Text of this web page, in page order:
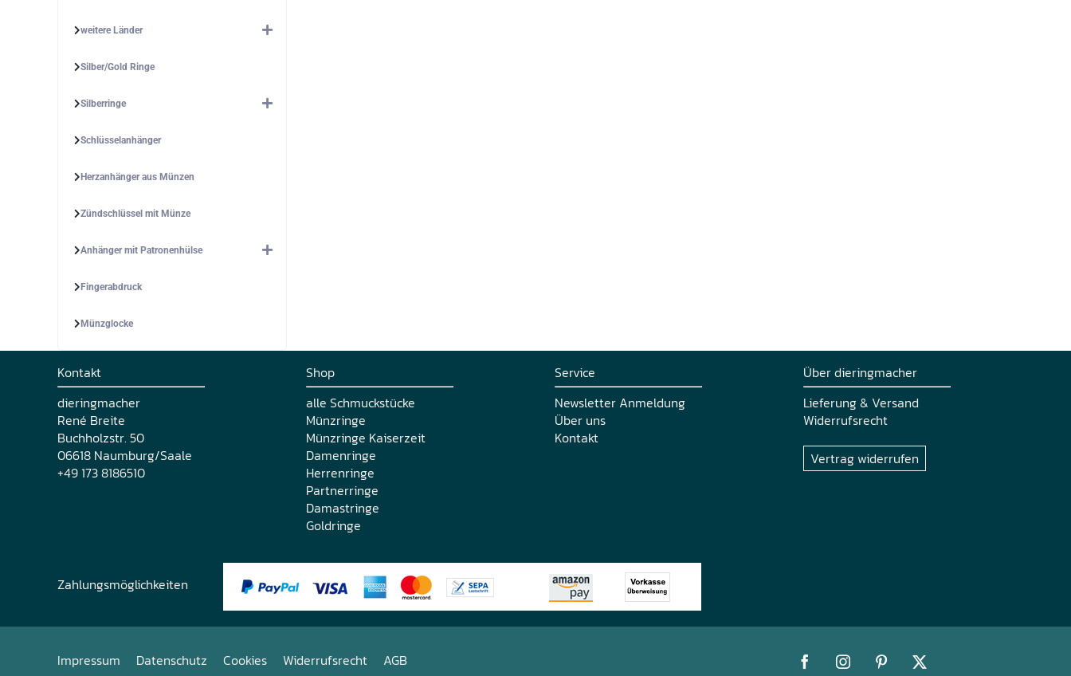
weitere Länder
Silber/Gold Ringe
Silberringe
Schlüsselanhänger
Herzanhänger aus Münzen
Zündschlüssel mit Münze
Anhänger mit Patronenhülse
Fingerabdruck
Münzglocke
Kontakt
dieringmacher
René Breite
Buchholzstr. 50
06618 Naumburg/Saale
+49 173 8186510
Shop
alle Schmuckstücke
Münzringe
Münzringe Kaiserzeit
Damenringe
Herrenringe
Partnerringe
Damastringe
Goldringe
Service
Newsletter Anmeldung
Über uns
Kontakt
Über dieringmacher
Lieferung & Versand
Widerrufsrecht
Vertrag widerrufen
Zahlungsmöglichkeiten
Impressum Datenschutz Cookies Widerrufsrecht AGB